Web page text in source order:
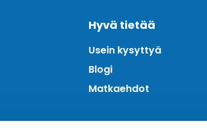
Hyvä tietää
Usein kysyttyä
Blogi
Matkaehdot